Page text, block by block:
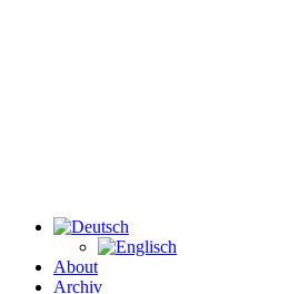
About
Archiv